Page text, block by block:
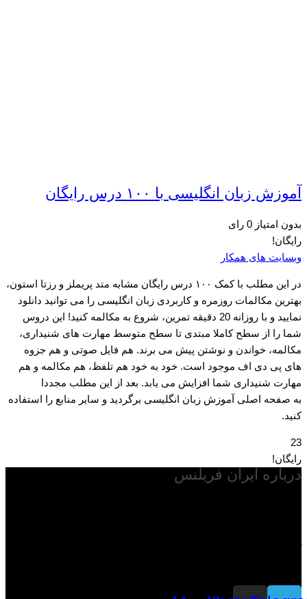
آموزش زبان انگلیسی با ۱۰۰ درس رایگان
بدون امتیاز 0 رای
رایگان!
وبسایت های همکار
در این مطلب با کمک ۱۰۰ درس رایگان مشابه متد پریملز و رزتا استون،
بهترین مکالمات روزمره و کاربردی زبان انگلیسی را می توانید دانلود
نمایید و با روزانه 20 دقیقه تمرین، شروع به مکالمه کنید! این دروس
شما را از سطح کاملا مبتدی تا سطح متوسط مهارت های شنیداری،
مکالمه، خواندن و نوشتن پیش می برند. هم فایل صوتی و هم جزوه
های پی دی اف موجود است. خود به خود هم تلفظ، هم مکالمه و هم
مهارت شنیداری شما افزایش می یابد. بعد از این مطلب مجددا
به صفحه اصلی آموزش زبان انگلیسی برگردید و سایر منابع را استفاده
کنید.
23
رایگان!
درباره ایران فریلنس